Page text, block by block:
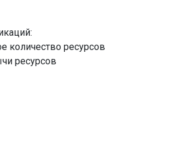
количество ресурсов
ресурсов